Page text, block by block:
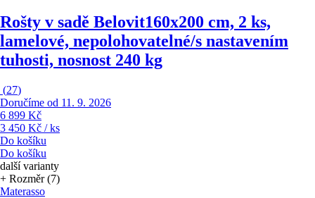
Rošty v sadě Belovit160x200 cm, 2 ks,
lamelové, nepolohovatelné/s nastavením
tuhosti, nosnost 240 kg
(27)
Doručíme od 11. 9. 2026
6 899 Kč
3 450 Kč / ks
Do košíku
Do košíku
další varianty
+ Rozměr (7)
Materasso